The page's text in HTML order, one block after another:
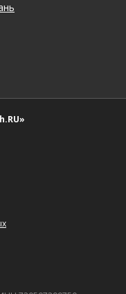
Новгород